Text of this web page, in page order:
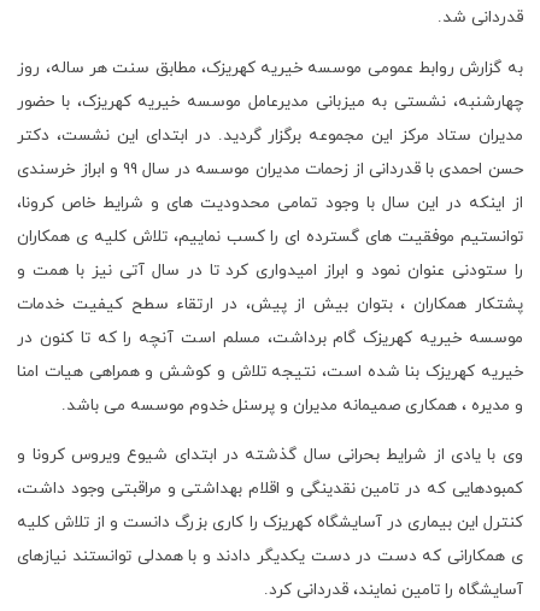
قدردانی شد.
به گزارش روابط عمومی موسسه خیریه کهریزک، مطابق سنت هر ساله، روز
چهارشنبه، نشستی به میزبانی مدیرعامل موسسه خیریه کهریزک، با حضور
مدیران ستاد مرکز این مجموعه برگزار گردید. در ابتدای این نشست، دکتر
حسن احمدی با قدردانی از زحمات مدیران موسسه در سال 99 و ابراز خرسندی
از اینکه در این سال با وجود تمامی محدودیت های و شرایط خاص کرونا،
توانستیم موفقیت های گسترده ای را کسب نماییم، تلاش کلیه ی همکاران
را ستودنی عنوان نمود و ابراز امیدواری کرد تا در سال آتی نیز با همت و
پشتکار همکاران ، بتوان بیش از پیش، در ارتقاء سطح کیفیت خدمات
موسسه خیریه کهریزک گام برداشت، مسلم است آنچه را که تا کنون در
خیریه کهریزک بنا شده است، نتیجه تلاش و کوشش و همراهی هیات امنا
و مدیره ، همکاری صمیمانه مدیران و پرسنل خدوم موسسه می باشد.
وی با یادی از شرایط بحرانی سال گذشته در ابتدای شیوع ویروس کرونا و
کمبودهایی که در تامین نقدینگی و اقلام بهداشتی و مراقبتی وجود داشت،
کنترل این بیماری در آسایشگاه کهریزک را کاری بزرگ دانست و از تلاش کلیه
ی همکارانی که دست در دست یکدیگر دادند و با همدلی توانستند نیازهای
آسایشگاه را تامین نمایند، قدردانی کرد.